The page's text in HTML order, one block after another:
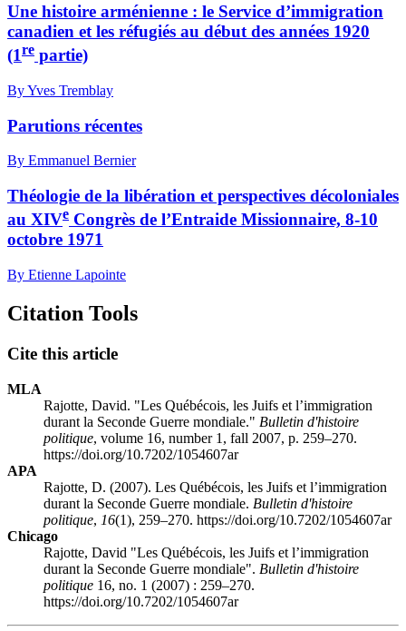
Une histoire arménienne : le Service d’immigration
canadien et les réfugiés au début des années 1920
(1re partie)
By Yves Tremblay
Parutions récentes
By Emmanuel Bernier
Théologie de la libération et perspectives décoloniales
au XIVe Congrès de l’Entraide Missionnaire, 8-10
octobre 1971
By Etienne Lapointe
Citation Tools
Cite this article
MLA
Rajotte, David. "Les Québécois, les Juifs et l’immigration
durant la Seconde Guerre mondiale." Bulletin d'histoire
politique, volume 16, number 1, fall 2007, p. 259–270.
https://doi.org/10.7202/1054607ar
APA
Rajotte, D. (2007). Les Québécois, les Juifs et l’immigration
durant la Seconde Guerre mondiale. Bulletin d'histoire
politique, 16(1), 259–270. https://doi.org/10.7202/1054607ar
Chicago
Rajotte, David "Les Québécois, les Juifs et l’immigration
durant la Seconde Guerre mondiale". Bulletin d'histoire
politique 16, no. 1 (2007) : 259–270.
https://doi.org/10.7202/1054607ar